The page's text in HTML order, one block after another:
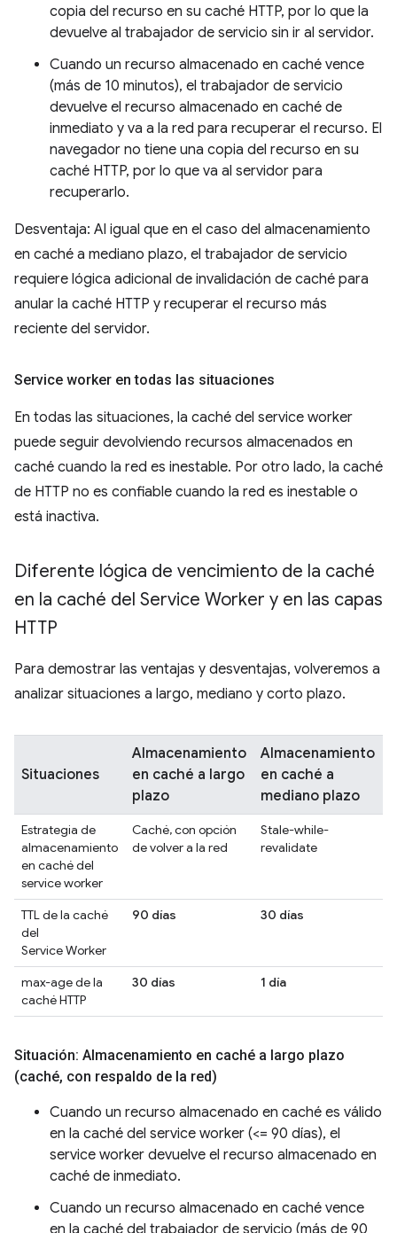
copia del recurso en su caché HTTP, por lo que la
devuelve al trabajador de servicio sin ir al servidor.
Cuando un recurso almacenado en caché vence
(más de 10 minutos), el trabajador de servicio
devuelve el recurso almacenado en caché de
inmediato y va a la red para recuperar el recurso. El
navegador no tiene una copia del recurso en su
caché HTTP, por lo que va al servidor para
recuperarlo.
Desventaja: Al igual que en el caso del almacenamiento
en caché a mediano plazo, el trabajador de servicio
requiere lógica adicional de invalidación de caché para
anular la caché HTTP y recuperar el recurso más
reciente del servidor.
Service worker en todas las situaciones
En todas las situaciones, la caché del service worker
puede seguir devolviendo recursos almacenados en
caché cuando la red es inestable. Por otro lado, la caché
de HTTP no es confiable cuando la red es inestable o
está inactiva.
Diferente lógica de vencimiento de la caché
en la caché del Service Worker y en las capas
HTTP
Para demostrar las ventajas y desventajas, volveremos a
analizar situaciones a largo, mediano y corto plazo.
Situaciones
Almacenamiento
en caché a largo
plazo
Almacenamiento
en caché a
mediano plazo
Estrategia de
almacenamiento
en caché del
service worker
Caché, con opción
de volver a la red
Stale-while-
revalidate
TTL de la caché
del
Service Worker
90 días 30 días
max-age de la
caché HTTP
30 días 1 día
Situación: Almacenamiento en caché a largo plazo
(caché, con respaldo de la red)
Cuando un recurso almacenado en caché es válido
en la caché del service worker (<= 90 días), el
service worker devuelve el recurso almacenado en
caché de inmediato.
Cuando un recurso almacenado en caché vence
en la caché del trabajador de servicio (más de 90